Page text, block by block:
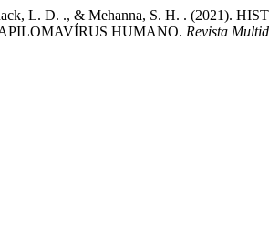
L. D. ., & Mehanna, S. H. . (2021).
HUMANO. Revista